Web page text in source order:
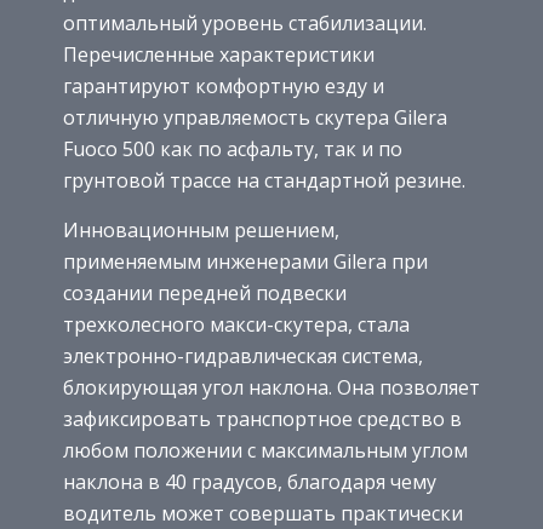
оптимальный уровень стабилизации.
Перечисленные характеристики
гарантируют комфортную езду и
отличную управляемость скутера Gilera
Fuoco 500 как по асфальту, так и по
грунтовой трассе на стандартной резине.
Инновационным решением,
применяемым инженерами Gilera при
создании передней подвески
трехколесного макси-скутера, стала
электронно-гидравлическая система,
блокирующая угол наклона. Она позволяет
зафиксировать транспортное средство в
любом положении с максимальным углом
наклона в 40 градусов, благодаря чему
водитель может совершать практически